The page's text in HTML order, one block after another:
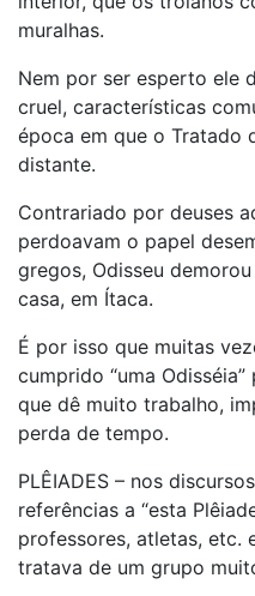
muralhas.
Nem por ser esperto ele
cruel, características
época em que o Tratado
distante.
Contrariado por deuses
perdoavam o papel
gregos, Odisseu
casa, em Ítaca.
É por isso que muitas
cumprido “uma
que dê muito trabalho,
perda de tempo.
PLÊIADES – nos
referências a “esta
professores, atletas, etc.
tratava de um grupo